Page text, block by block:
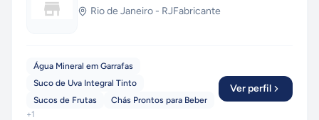
Rio de Janeiro - RJFabricante
Água Mineral em Garrafas
Suco de Uva Integral Tinto
Sucos de Frutas
Chás Prontos para Beber
+1
Ver perfil